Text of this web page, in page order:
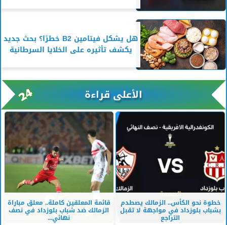
هل يشكل فيتامين B2 خطرًا؟ بحث جديد
يكشف تأثيره على الخلايا السرطانية
الأعلى قراءة
خطوة نحو الكأس.. الزمالك يصطدم
بشباب بلوزداد في مواجهة لا تقبل
التراجع
قائمة المعلقين كاملة.. معلق مباراة
الزمالك ضد شباب بلوزداد في نصف
نهائي...